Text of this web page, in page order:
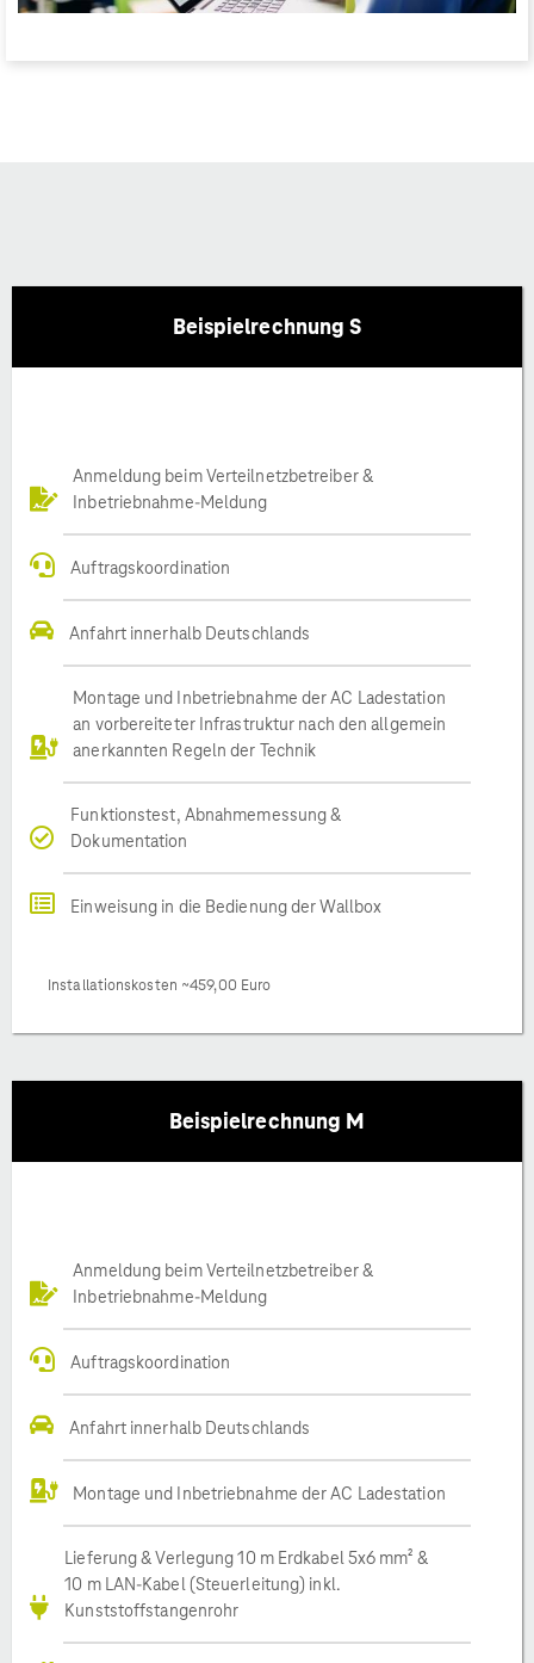
Beispielrechnung S
Anmeldung beim Verteilnetzbetreiber &
Inbetriebnahme-Meldung
Auftragskoordination
Anfahrt innerhalb Deutschlands
Montage und Inbetriebnahme der AC Ladestation
an vorbereiteter Infrastruktur nach den allgemein
anerkannten Regeln der Technik
Funktionstest, Abnahmemessung &
Dokumentation
Einweisung in die Bedienung der Wallbox
Installationskosten ~459,00 Euro
Beispielrechnung M
Anmeldung beim Verteilnetzbetreiber &
Inbetriebnahme-Meldung
Auftragskoordination
Anfahrt innerhalb Deutschlands
Montage und Inbetriebnahme der AC Ladestation
Lieferung & Verlegung 10 m Erdkabel 5x6 mm² &
10 m LAN-Kabel (Steuerleitung) inkl.
Kunststoffstangenrohr